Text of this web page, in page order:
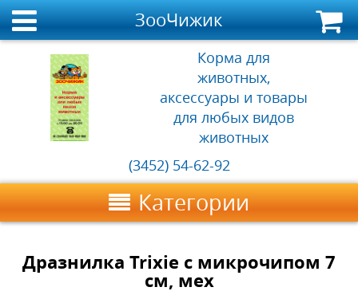
ЗооЧижик
Корма для
животных,
аксессуары и товары
для любых видов
животных
(3452) 54-62-92
Категории
Дразнилка Trixie с микрочипом 7
см, мех